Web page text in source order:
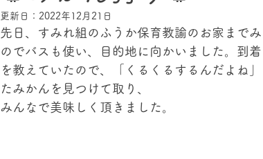
更新日： 2022年12月21日
先日、すみれ組のふうか保育教諭のお家まで
のでバスも使い、目的地に向かいました。到
を教えていたので、「くるくるするんだよね
たみかんを見つけて取り、
みんなで美味しく頂きました。